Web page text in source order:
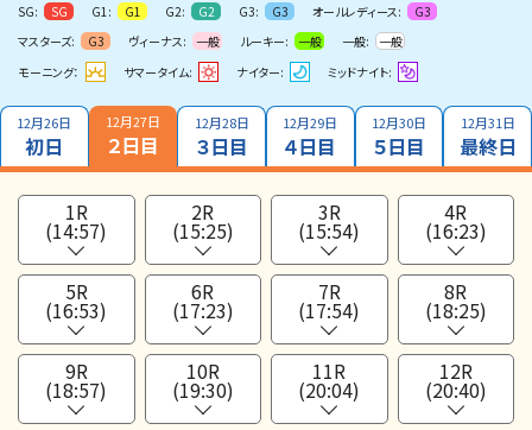
SG: SG G1: G1 G2: G2 G3: G3 オールレディース:
G3
マスターズ:
G3 ヴィーナス: 一般 ルーキー: 一般 一般: 一般
モーニング：
サマータイム: ナイター: ミッドナイト:
12月26日
初日
12月27日
２日目
12月28日
３日目
12月29日
４日目
12月30日
５日目
12月31日
最終日
1R
(14:57)
2R
(15:25)
3R
(15:54)
4R
(16:23)
5R
(16:53)
6R
(17:23)
7R
(17:54)
8R
(18:25)
9R
(18:57)
10R
(19:30)
11R
(20:04)
12R
(20:40)